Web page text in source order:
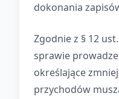
dokonania
Zgodnie z § 12
sprawie
określające
przychodów